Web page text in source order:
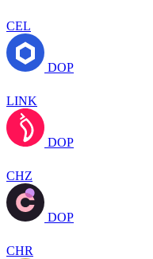
CEL
DOP
LINK
DOP
CHZ
DOP
CHR